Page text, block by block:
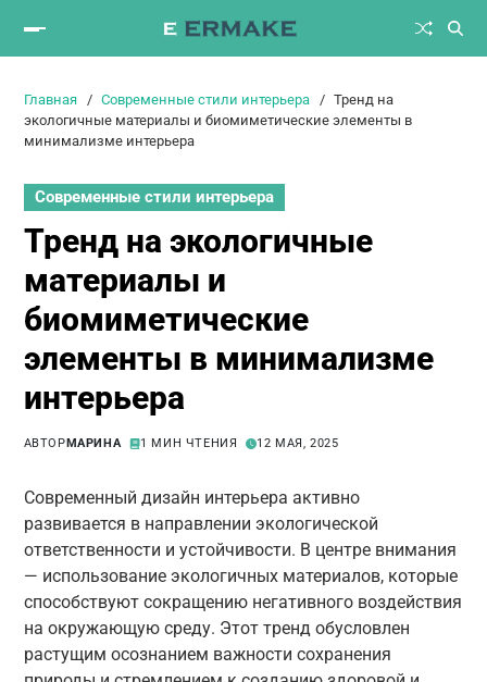
Главная Современные стили интерьера
Тренд на
экологичные материалы и биомиметические элементы в
минимализме интерьера
Современные стили интерьера
Тренд на экологичные
материалы и
биомиметические
элементы в минимализме
интерьера
АВТОРМАРИНА 1 МИН ЧТЕНИЯ 12 МАЯ, 2025
Современный дизайн интерьера активно
развивается в направлении экологической
ответственности и устойчивости. В центре внимания
— использование экологичных материалов, которые
способствуют сокращению негативного воздействия
на окружающую среду. Этот тренд обусловлен
растущим осознанием важности сохранения